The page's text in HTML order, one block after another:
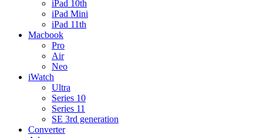
iPad 10th
iPad Mini
iPad 11th
Macbook
Pro
Air
Neo
iWatch
Ultra
Series 10
Series 11
SE 3rd generation
Converter